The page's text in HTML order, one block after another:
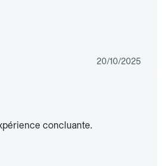
20/10/2025
concluante.